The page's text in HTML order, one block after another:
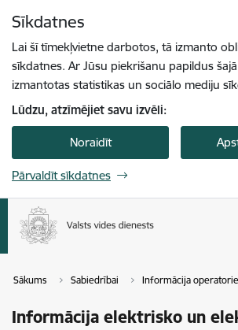
Sīkdatnes
Lai šī tīmekļvietne darbotos, tā izmanto
sīkdatnes. Ar Jūsu piekrišanu papildus
izmantotas statistikas un sociālo mediju
Lūdzu, atzīmējiet savu izvēli:
Noraidīt
Pārvaldīt sīkdatnes
Sākums Sabiedrībai Informācija
Informācija elektrisko un